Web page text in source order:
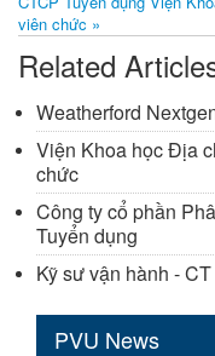
viên chức »
Related
Weatherford
Viện Khoa học Địa
chức
Công ty cổ phần
Tuyển dụng
Kỹ sư vận hành -
PVU News